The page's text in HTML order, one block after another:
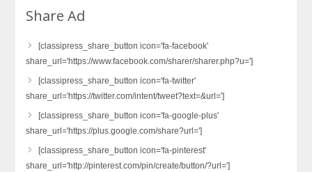
Share Ad
[classipress_share_button icon='fa-facebook'
share_url='https://www.facebook.com/sharer/sharer.php?u=']
[classipress_share_button icon='fa-twitter'
share_url='https://twitter.com/intent/tweet?text=&url=']
[classipress_share_button icon='fa-google-plus'
share_url='https://plus.google.com/share?url=']
[classipress_share_button icon='fa-pinterest'
share_url='http://pinterest.com/pin/create/button/?url=']